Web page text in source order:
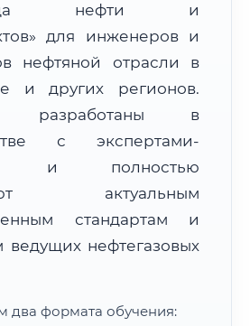
нефти и
для инженеров и
нефтяной отрасли в
и других регионов.
разработаны в
с экспертами-
и полностью
актуальным
стандартам и
ведущих нефтегазовых
два формата обучения: